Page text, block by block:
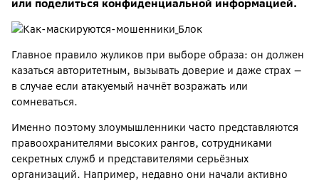
или поделиться конфиденциальной информацией.
Главное правило жуликов при выборе образа: он должен
казаться авторитетным, вызывать доверие и даже страх —
в случае если атакуемый начнёт возражать или
сомневаться.
Именно поэтому злоумышленники часто представляются
правоохранителями высоких рангов, сотрудниками
секретных служб и представителями серьёзных
организаций. Например, недавно они начали активно